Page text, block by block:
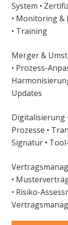
System •
• Monitoring &
• Training
Merger&
• Prozess-
Updates
Digitalisierung
Prozesse •
Signatur •
•
• Risiko-